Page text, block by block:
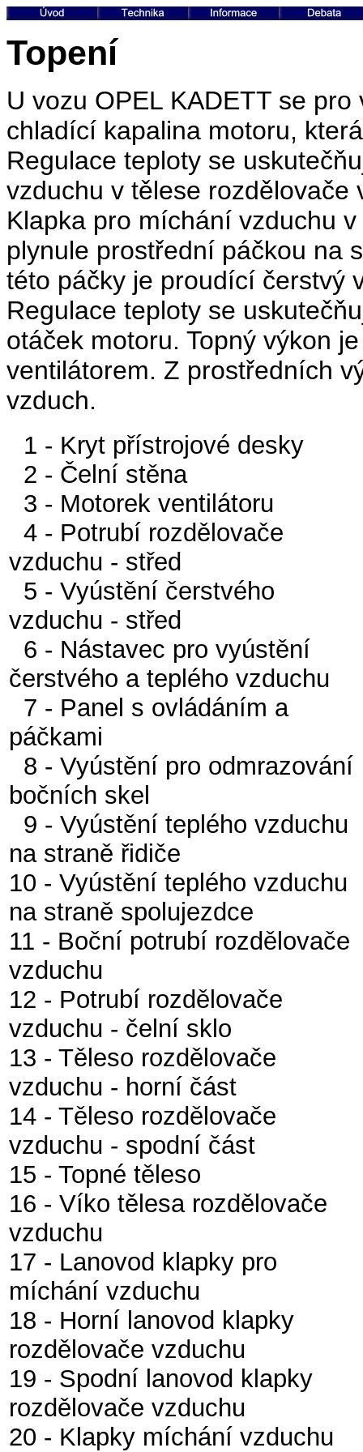
Topení
U vozu OPEL KADETT se
chladící kapalina motoru,
Regulace teploty se
vzduchu v tělese
Klapka pro míchání vzduchu
plynule prostřední páčkou na
této páčky je proudící čerstvý
Regulace teploty se
otáček motoru. Topný výkon
ventilátorem. Z prostředních
vzduch.
1 - Kryt přístrojové desky
2 - Čelní stěna
3 - Motorek ventilátoru
4 - Potrubí rozdělovače
vzduchu - střed
5 - Vyústění čerstvého
vzduchu - střed
6 - Nástavec pro vyústění
čerstvého a teplého vzduchu
7 - Panel s ovládáním a
páčkami
8 - Vyústění pro odmrazování
bočních skel
9 - Vyústění teplého vzduchu
na straně řidiče
10 - Vyústění teplého vzduchu
na straně spolujezdce
11 - Boční potrubí rozdělovače
vzduchu
12 - Potrubí rozdělovače
vzduchu - čelní sklo
13 - Těleso rozdělovače
vzduchu - horní část
14 - Těleso rozdělovače
vzduchu - spodní část
15 - Topné těleso
16 - Víko tělesa rozdělovače
vzduchu
17 - Lanovod klapky pro
míchání vzduchu
18 - Horní lanovod klapky
rozdělovače vzduchu
19 - Spodní lanovod klapky
rozdělovače vzduchu
20 - Klapky míchání vzduchu